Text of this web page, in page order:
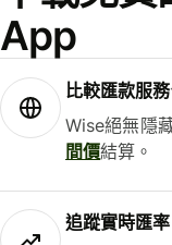
App
比較匯款服
Wise絕無隱
間價結算。
追蹤實時匯率